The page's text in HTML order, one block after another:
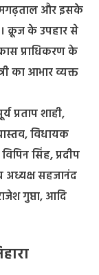
और इसके
क्रूज के उपहार से
प्राधिकरण के
का आभार व्यक्त
प्रताप शाही,
विधायक
सिंह, प्रदीप
अध्यक्ष सहजानंद
गुप्ता, आदि